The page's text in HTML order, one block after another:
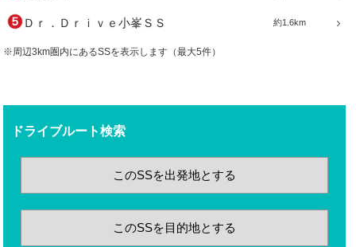
約1.6km
Ｄｒ．Ｄｒｉｖｅ小峯ＳＳ
※周辺3km圏内にあるSSを表示します（最大5件）
ドライブルート検索
このSSを出発地とする
このSSを目的地とする